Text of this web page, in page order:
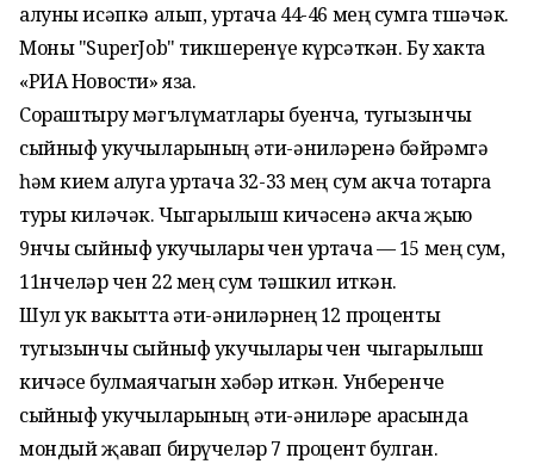
алуны исәпкә алып, уртача 44-46 мең сумга төшәчәк.
Моны "SuperJob" тикшеренүе күрсәткән. Бу хакта
«РИА Новости» яза.
Сораштыру мәгълүматлары буенча, тугызынчы
сыйныф укучыларының әти-әниләренә бәйрәмгә
һәм кием алуга уртача 32-33 мең сум акча тотарга
туры киләчәк. Чыгарылыш кичәсенә акча җыю
9нчы сыйныф укучылары өчен уртача — 15 мең сум,
11нчеләр өчен 22 мең сум тәшкил иткән.
Шул ук вакытта әти-әниләрнең 12 проценты
тугызынчы сыйныф укучылары өчен чыгарылыш
кичәсе булмаячагын хәбәр иткән. Унберенче
сыйныф укучыларының әти-әниләре арасында
мондый җавап бирүчеләр 7 процент булган.